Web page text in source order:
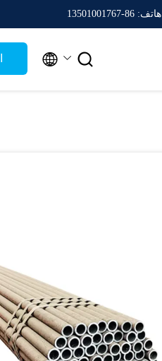
هاتف: 86-13501001767
 